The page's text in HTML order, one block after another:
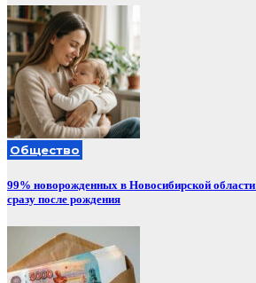
Общество
99% новорожденных в Новосибирской
сразу после рождения